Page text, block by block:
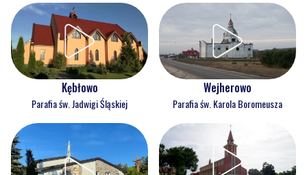
Kębłowo
Parafia św. Jadwigi Śląskiej
Wejherowo
Parafia św. Karola Boromeusza